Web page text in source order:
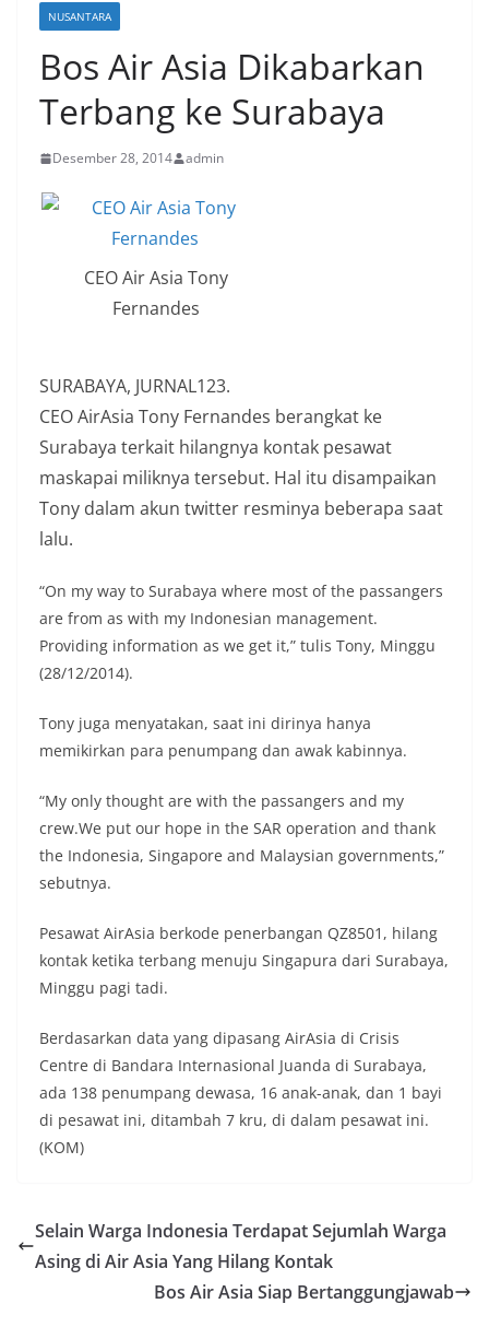
NUSANTARA
Bos Air Asia Dikabarkan
Terbang ke Surabaya
Desember 28, 2014 admin
CEO Air Asia Tony
Fernandes
SURABAYA, JURNAL123.
CEO AirAsia Tony Fernandes berangkat ke
Surabaya terkait hilangnya kontak pesawat
maskapai miliknya tersebut. Hal itu disampaikan
Tony dalam akun twitter resminya beberapa saat
lalu.
“On my way to Surabaya where most of the passangers
are from as with my Indonesian management.
Providing information as we get it,” tulis Tony, Minggu
(28/12/2014).
Tony juga menyatakan, saat ini dirinya hanya
memikirkan para penumpang dan awak kabinnya.
“My only thought are with the passangers and my
crew.We put our hope in the SAR operation and thank
the Indonesia, Singapore and Malaysian governments,”
sebutnya.
Pesawat AirAsia berkode penerbangan QZ8501, hilang
kontak ketika terbang menuju Singapura dari Surabaya,
Minggu pagi tadi.
Berdasarkan data yang dipasang AirAsia di Crisis
Centre di Bandara Internasional Juanda di Surabaya,
ada 138 penumpang dewasa, 16 anak-anak, dan 1 bayi
di pesawat ini, ditambah 7 kru, di dalam pesawat ini.
(KOM)
Selain Warga Indonesia Terdapat Sejumlah Warga
Asing di Air Asia Yang Hilang Kontak
Bos Air Asia Siap Bertanggungjawab